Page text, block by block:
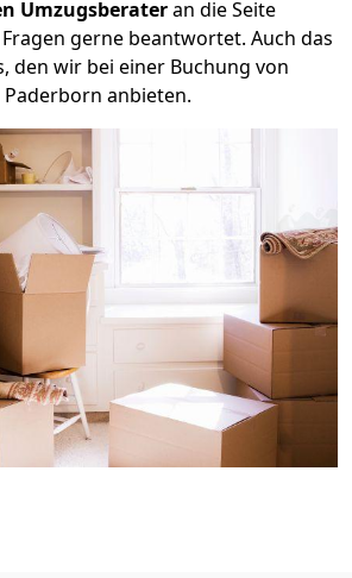
Umzugsberateran die Seite
gerne beantwortet. Auch das
den wir bei einer Buchung von
anbieten.